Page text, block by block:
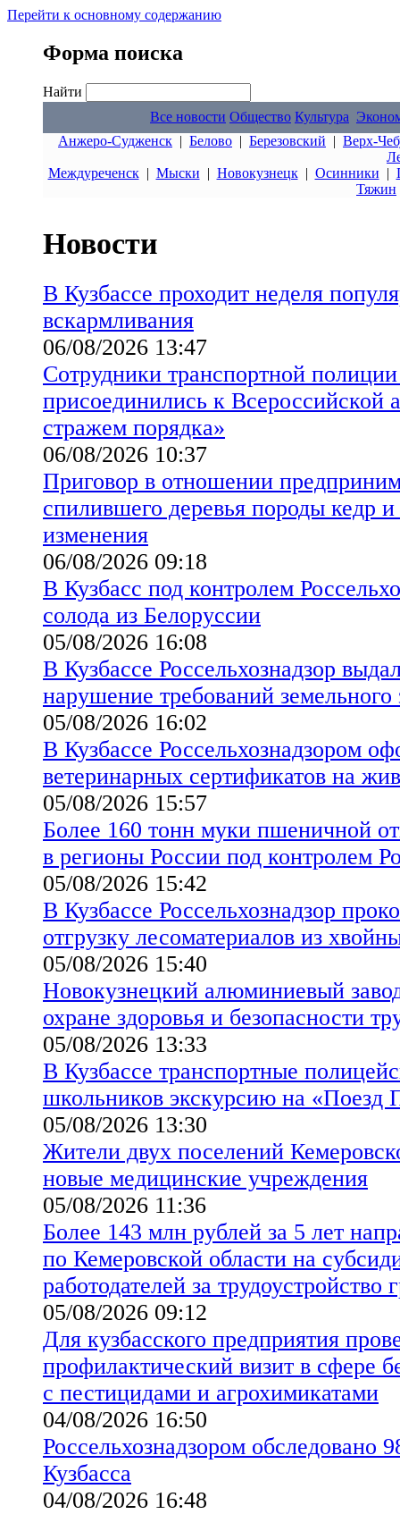
Перейти к основному содержанию
Форма поиска
Найти
Все новости Общество Культура
Анжеро-Судженск | Белово | Березовский | Верх-
Междуреченск| Мыски | Новокузнецк| Осинники |
Тяжин
Новости
В Кузбассе проходит неделя
вскармливания
06/08/2026 13:47
Сотрудники транспортной полиции
присоединились к Всероссийской
стражем порядка»
06/08/2026 10:37
Приговор в отношении
спилившего деревья породы кедр и
изменения
06/08/2026 09:18
В Кузбасс под контролем
солода из Белоруссии
05/08/2026 16:08
В Кузбассе Россельхознадзор
нарушение требований земельного
05/08/2026 16:02
В Кузбассе Россельхознадзором
ветеринарных сертификатов на
05/08/2026 15:57
Более 160 тонн муки пшеничной
в регионы России под контролем
05/08/2026 15:42
В Кузбассе Россельхознадзор
отгрузку лесоматериалов из
05/08/2026 15:40
Новокузнецкий алюминиевый
охране здоровья и безопасности
05/08/2026 13:33
В Кузбассе транспортные
школьников экскурсию на «Поезд
05/08/2026 13:30
Жители двух поселений
новые медицинские учреждения
05/08/2026 11:36
Более 143 млн рублей за 5 лет
по Кемеровской области на
работодателей за трудоустройство
05/08/2026 09:12
Для кузбасского предприятия
профилактический визит в сфере
с пестицидами и агрохимикатами
04/08/2026 16:50
Россельхознадзором обследовано
Кузбасса
04/08/2026 16:48